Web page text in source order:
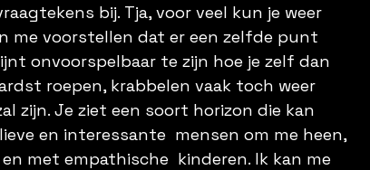
bij. Tja, voor veel kun je weer
me voorstellen dat er een zelfde punt
onvoorspelbaar te zijn hoe je zelf dan
roepen, krabbelen vaak toch weer
zijn. Je ziet een soort horizon die kan
en interessante  mensen om me heen,
met empathische  kinderen. Ik kan me